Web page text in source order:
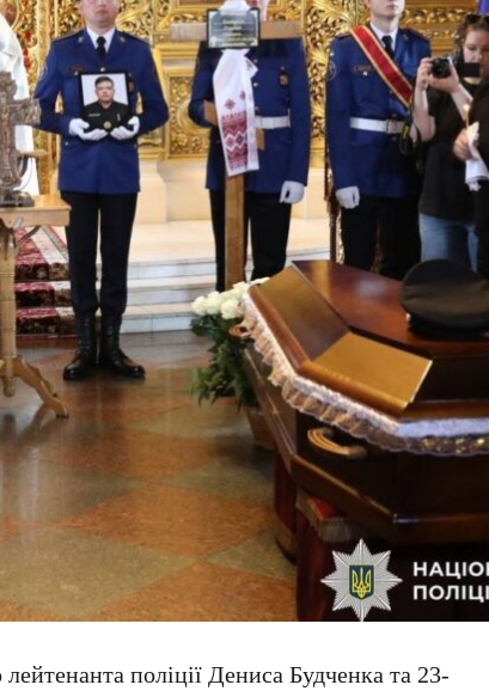
лейтенанта поліції Дениса Будченка та23-